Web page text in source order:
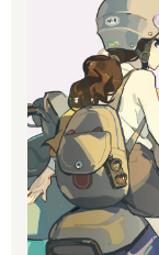
美學＝一種「風格」
鮑伯利用了從曼哈
一種前衛美學。
「風格」在這裡指
獨特、明確的安排
覺、聽覺、語彙、
合，而且跟其他感